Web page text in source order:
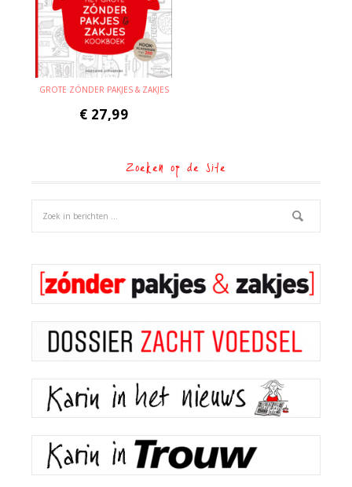
GROTE ZÓNDER PAKJES & ZAKJES
€ 27,99
Zoeken op de site